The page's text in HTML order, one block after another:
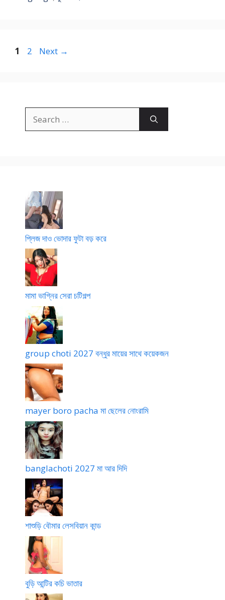
Page
1 Page
2 Next →
for:
প্লিজ দাও ভোদার ফুটা বড় করে
মামা ভাগ্নির সেরা চটিগল্প
group choti 2027 বন্ধুর মায়ের সাথে কয়েকজন
mayer boro pacha মা ছেলের নোংরামি
banglachoti 2027 মা আর দিদি
শাশুড়ি বৌমার লেসবিয়ান কান্ড
বুড়ি আন্টির কচি ভাতার